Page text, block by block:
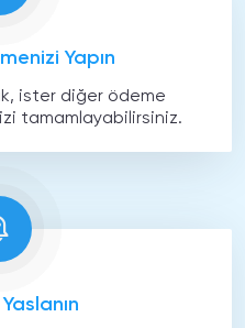
Yapın
ister diğer ödeme
tamamlayabilirsiniz.